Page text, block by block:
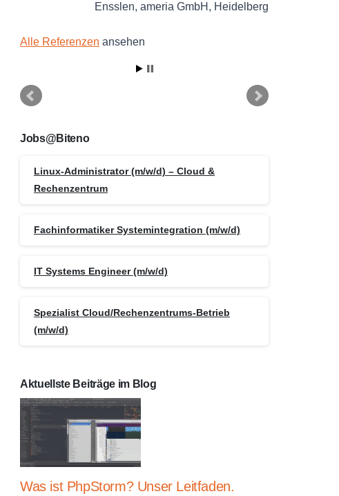
Ensslen ameria GmbH Heidelberg
Alle Referenzen ansehen
Jobs@Biteno
Linux-Administrator (m/w/d) – Cloud &
Rechenzentrum
Fachinformatiker Systemintegration (m/w/d)
IT Systems Engineer (m/w/d)
Spezialist Cloud/Rechenzentrums-Betrieb
(m/w/d)
Aktuellste Beiträge im Blog
Was ist PhpStorm? Unser Leitfaden.